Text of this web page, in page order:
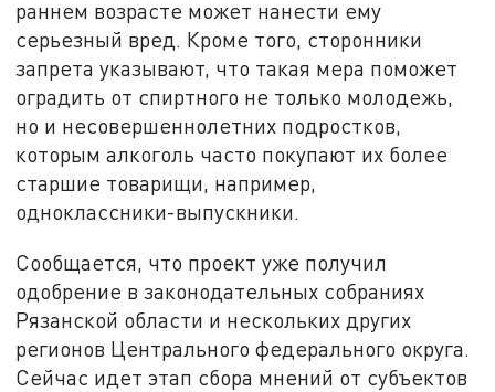
раннем возрасте может нанести ему
серьезный вред. Кроме того, сторонники
запрета указывают, что такая мера поможет
оградить от спиртного не только молодежь,
но и несовершеннолетних подростков,
которым алкоголь часто покупают их более
старшие товарищи, например,
одноклассники-выпускники.
Сообщается, что проект уже получил
одобрение в законодательных собраниях
Рязанской области и нескольких других
регионов Центрального федерального округа.
Сейчас идет этап сбора мнений от субъектов